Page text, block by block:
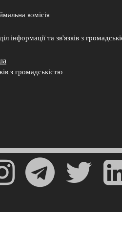
комісія
інформації та зв'язків з
з громадськістю